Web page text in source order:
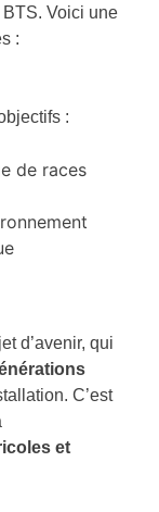
Voici une
:
:
de races
d’avenir, qui
C’est
et